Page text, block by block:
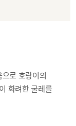
로 호랑이의
화려한 굴레를